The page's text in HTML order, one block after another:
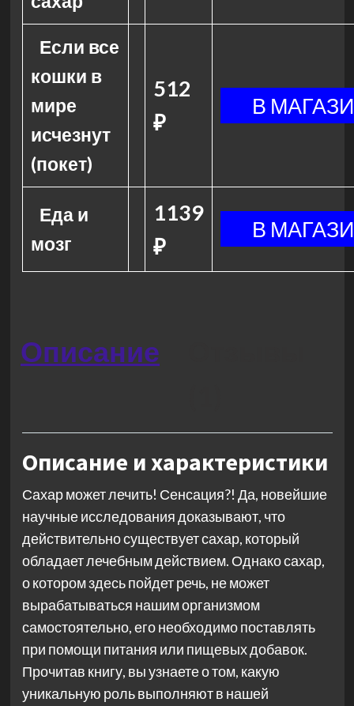
Если все
кошки в
мире
исчезнут
(покет)
512
₽
Еда и
мозг
1139
₽
Описание
Описание и характеристики
Сахар может лечить! Сенсация?! Да, новейшие
научные исследования доказывают, что
действительно существует сахар, который
обладает лечебным действием. Однако сахар,
о котором здесь пойдет речь, не может
вырабатываться нашим организмом
самостоятельно, его необходимо поставлять
при помощи питания или пищевых добавок.
Прочитав книгу, вы узнаете о том, какую
уникальную роль выполняют в нашей